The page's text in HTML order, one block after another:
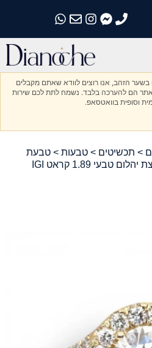
התקשרו אלינו
התקשרו אלינו
התקשרו אלינו
התקשרו אלינו
התקשרו אלינו
בשער הזהב, אנו רוצים לוודא שאתם מקבלים
הם להערכה בלבד. נשמח לתת לכם שירות
וסופית בוואטסאפ.
> תכשיטים > טבעות > טבעת
הילה מזהב צהוב 18K, משובצת יהלום טבעי 1.89 קראט IGI